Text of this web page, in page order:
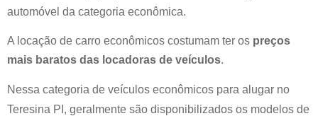
automóvel da categoria econômica.
A locação de carro econômicos costumam ter os preços
mais baratos das locadoras de veículos.
Nessa categoria de veículos econômicos para alugar no
Teresina PI , geralmente são disponibilizados os modelos de